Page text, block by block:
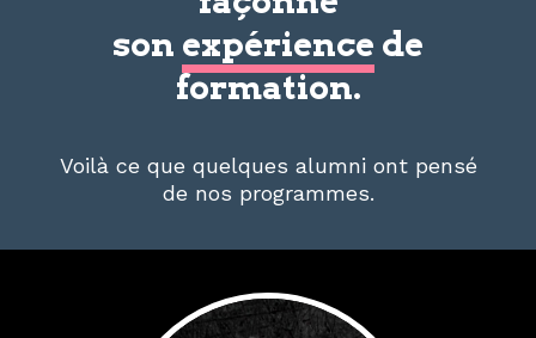
son expérience de
formation.
Voilà ce que quelques alumni ont pensé
de nos programmes.